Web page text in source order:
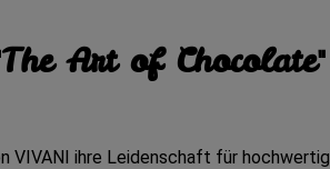
Art of Chocolate"
VIVANI ihre Leidenschaft für